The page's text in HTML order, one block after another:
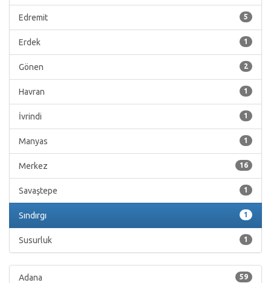
5
Edremit
1
Erdek
2
Gönen
1
Havran
1
İvrindi
1
Manyas
16
Merkez
1
Savaştepe
1
Sındırgı
1
Susurluk
59
Adana